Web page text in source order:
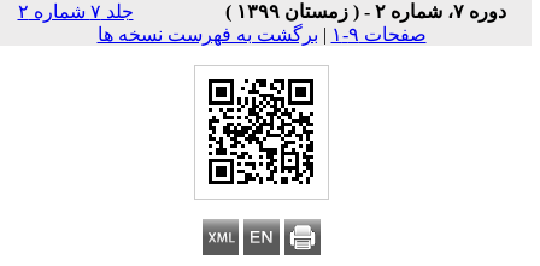
دوره ۷، شماره ۲ - ( زمستان ۱۳۹۹ )
جلد ۷ شماره ۲
صفحات ۹-۱
| برگشت به فهرست نسخه ها